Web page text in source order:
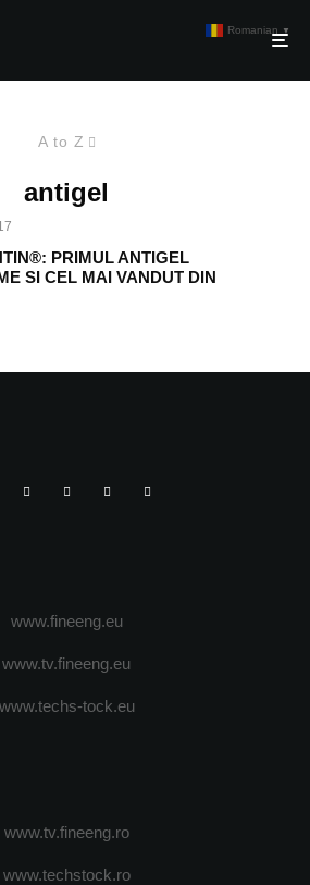
A to Z
antigel
PRIMUL ANTIGEL
SI CEL MAI VANDUT DIN
www.fineeng.eu
www.tv.fineeng.eu
www.techs-tock.eu
www.tv.fineeng.ro
www.techstock.ro
Romanian ▼